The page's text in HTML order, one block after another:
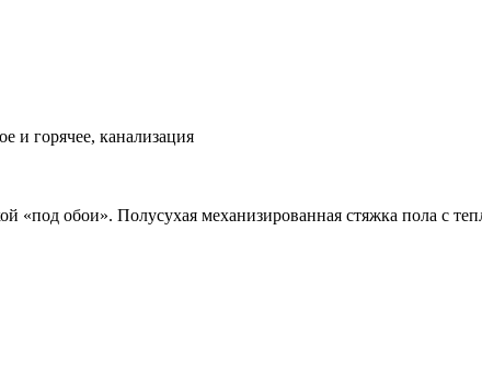
и горячее, канализация
«под обои». Полусухая механизированная стяжка пола с